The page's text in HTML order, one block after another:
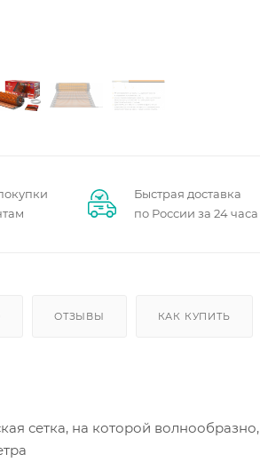
Быстрая доставка
по России за 24 часа
ОТЗЫВЫ КАК КУПИТЬ
сетка, на которой